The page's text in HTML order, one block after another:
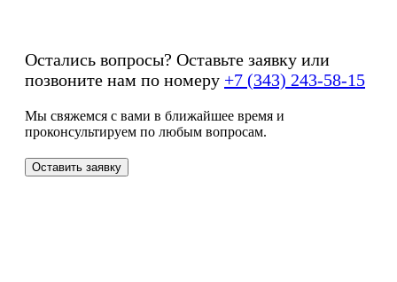
Остались вопросы? Оставьте заявку или
позвоните нам по номеру +7 (343) 243-58-15
Мы свяжемся с вами в ближайшее время и
проконсультируем по любым вопросам.
Оставить заявку